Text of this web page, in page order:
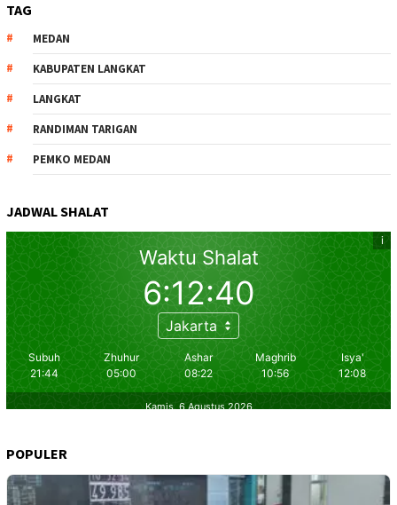
TAG
MEDAN
KABUPATEN LANGKAT
LANGKAT
RANDIMAN TARIGAN
PEMKO MEDAN
JADWAL SHALAT
POPULER